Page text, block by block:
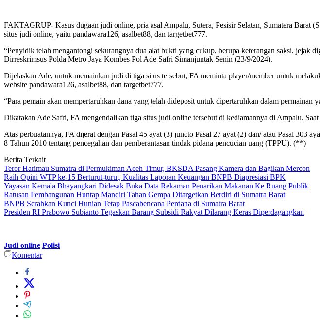
FAKTAGRUP- Kasus dugaan judi online, pria asal Ampalu, Sutera, Pesisir Selatan, Sumatera Barat
situs judi online, yaitu pandawara126, asalbet88, dan targetbet777.
“Penyidik telah mengantongi sekurangnya dua alat bukti yang cukup, berupa keterangan saksi, jejak
Dirreskrimsus Polda Metro Jaya Kombes Pol Ade Safri Simanjuntak Senin (23/9/2024).
Dijelaskan Ade, untuk memainkan judi di tiga situs tersebut, FA meminta player/member untuk
website pandawara126, asalbet88, dan targetbet777.
“Para pemain akan mempertaruhkan dana yang telah dideposit untuk dipertaruhkan dalam permainan
Dikatakan Ade Safri, FA mengendalikan tiga situs judi online tersebut di kediamannya di Ampalu.
Atas perbuatannya, FA dijerat dengan Pasal 45 ayat (3) juncto Pasal 27 ayat (2) dan/ atau Pasal 303
8 Tahun 2010 tentang pencegahan dan pemberantasan tindak pidana pencucian uang (TPPU). (**)
Berita Terkait
Teror Harimau Sumatra di Permukiman Aceh Timur, BKSDA Pasang Kamera dan Bagikan Mercon
Raih Opini WTP ke-15 Berturut-turut, Kualitas Laporan Keuangan BNPB Diapresiasi BPK
Yayasan Kemala Bhayangkari Didesak Buka Data Rekaman Penarikan Makanan Ke Ruang Publik
Ratusan Pembangunan Huntap Mandiri Tahan Gempa Ditargetkan Berdiri di Sumatra Barat
BNPB Serahkan Kunci Hunian Tetap Pascabencana Perdana di Sumatra Barat
Presiden RI Prabowo Subianto Tegaskan Barang Subsidi Rakyat Dilarang Keras Diperdagangkan
Judi online Polisi
Komentar